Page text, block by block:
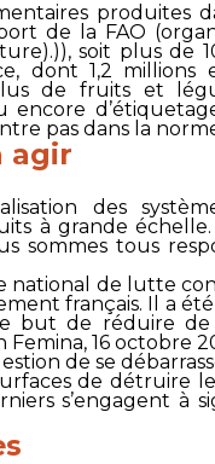
produites
de la FAO
soit plus de
dont 1,2 millions
de fruits et
encore
pas dans la
agir
des
à grande
sommes tous
national de lutte
français. Il a
but de réduire de
16 octobre
de se
de détruire
s’engagent